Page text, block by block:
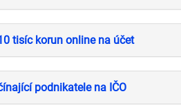
tisíc korun online na účet
podnikatele na IČO